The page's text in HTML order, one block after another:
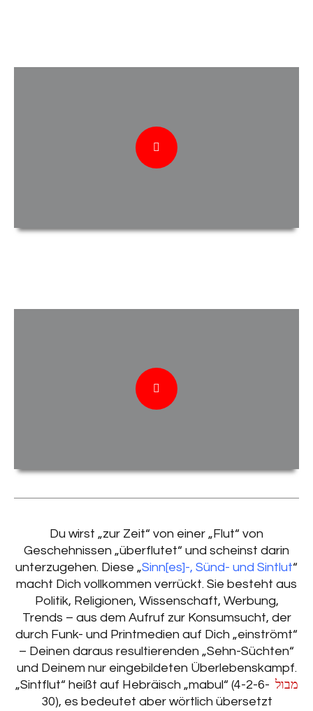
Du wirst „zur Zeit“ von einer „Flut“ von
Geschehnissen „überflutet“ und scheinst darin
unterzugehen. Diese „Sinn[es]-, Sünd- und Sintlut“
macht Dich vollkommen verrückt. Sie besteht aus
Politik, Religionen, Wissenschaft, Werbung,
Trends – aus dem Aufruf zur Konsumsucht, der
durch Funk- und Printmedien auf Dich „einströmt“
– Deinen daraus resultierenden „Sehn-Süchten“
und Deinem nur eingebildeten Überlebenskampf.
„Sintflut“ heißt auf Hebräisch „mabul“ (
מבול 4-2-6-
30), es bedeutet aber wörtlich übersetzt